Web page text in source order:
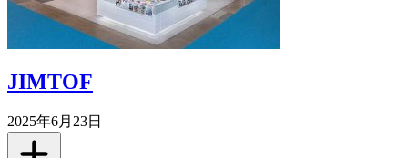
JIMTOF
2025年6月23日